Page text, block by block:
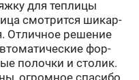
для теп­ли­цы
смот­рит­ся ши­кар­
От­лич­ное ре­ше­ние
фор­
по­лоч­ки и сто­лик.
огром­ное спа­си­бо